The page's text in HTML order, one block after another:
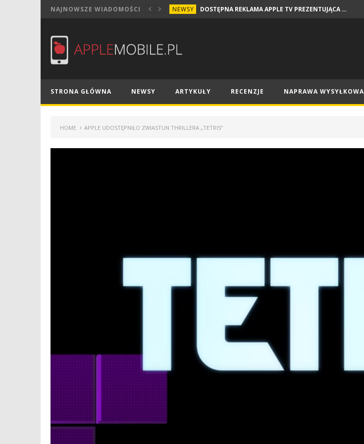
NAJNOWSZE WIADOMOŚCI NEWSY DOSTĘPNA REKLAMA APPLE TV PREZENTUJĄCA PREMIERY NA SIERPIEŃ
STRONA GŁÓWNA NEWSY ARTYKUŁY RECENZJE NAPRAWA WYSYŁKOWA
HOME APPLE UDOSTĘPNIŁO ZWIASTUN THRILLERA „TETRIS”